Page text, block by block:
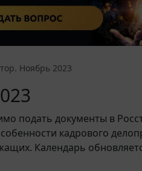
Ноябрь 2023
подать документы в
кадрового
Календарь